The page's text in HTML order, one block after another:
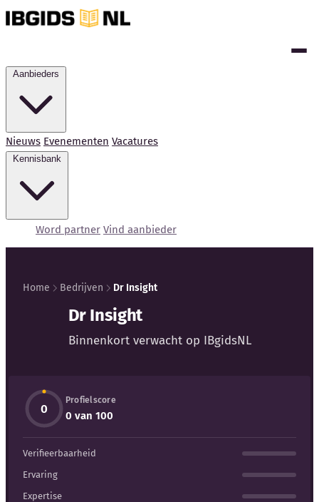
Nieuws Evenementen Vacatures
Word partner Vind aanbieder
Externe bronnen
Woordenboek
Auteurs
Home Bedrijven Dr Insight
Dr Insight
Binnenkort verwacht op IBgidsNL
0
Profielscore
0 van 100
Verifieerbaarheid
Ervaring
Expertise